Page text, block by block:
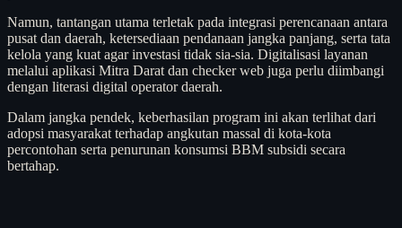
Namun, tantangan utama terletak pada integrasi perencanaan antara
pusat dan daerah, ketersediaan pendanaan jangka panjang, serta tata
kelola yang kuat agar investasi tidak sia-sia. Digitalisasi layanan
melalui aplikasi Mitra Darat dan checker web juga perlu diimbangi
dengan literasi digital operator daerah.
Dalam jangka pendek, keberhasilan program ini akan terlihat dari
adopsi masyarakat terhadap angkutan massal di kota-kota
percontohan serta penurunan konsumsi BBM subsidi secara
bertahap.